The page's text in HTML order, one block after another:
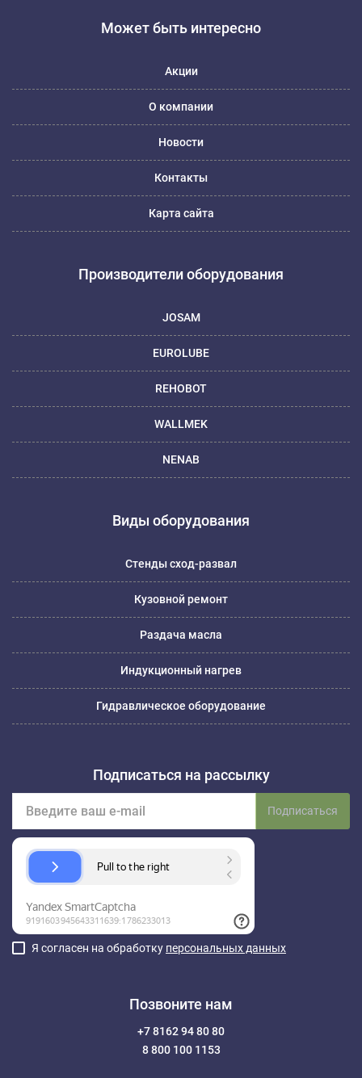
Может быть интересно
Акции
О компании
Новости
Контакты
Карта сайта
Производители оборудования
JOSAM
EUROLUBE
REHOBOT
WALLMEK
NENAB
Виды оборудования
Стенды сход-развал
Кузовной ремонт
Раздача масла
Индукционный нагрев
Гидравлическое оборудование
Подписаться на рассылку
Подписаться
Я согласен на обработку персональных данных
Позвоните нам
+7 8162 94 80 80
8 800 100 1153